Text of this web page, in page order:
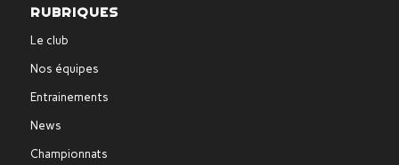
RUBRIQUES
Le club
Nos équipes
Entrainements
News
Championnats